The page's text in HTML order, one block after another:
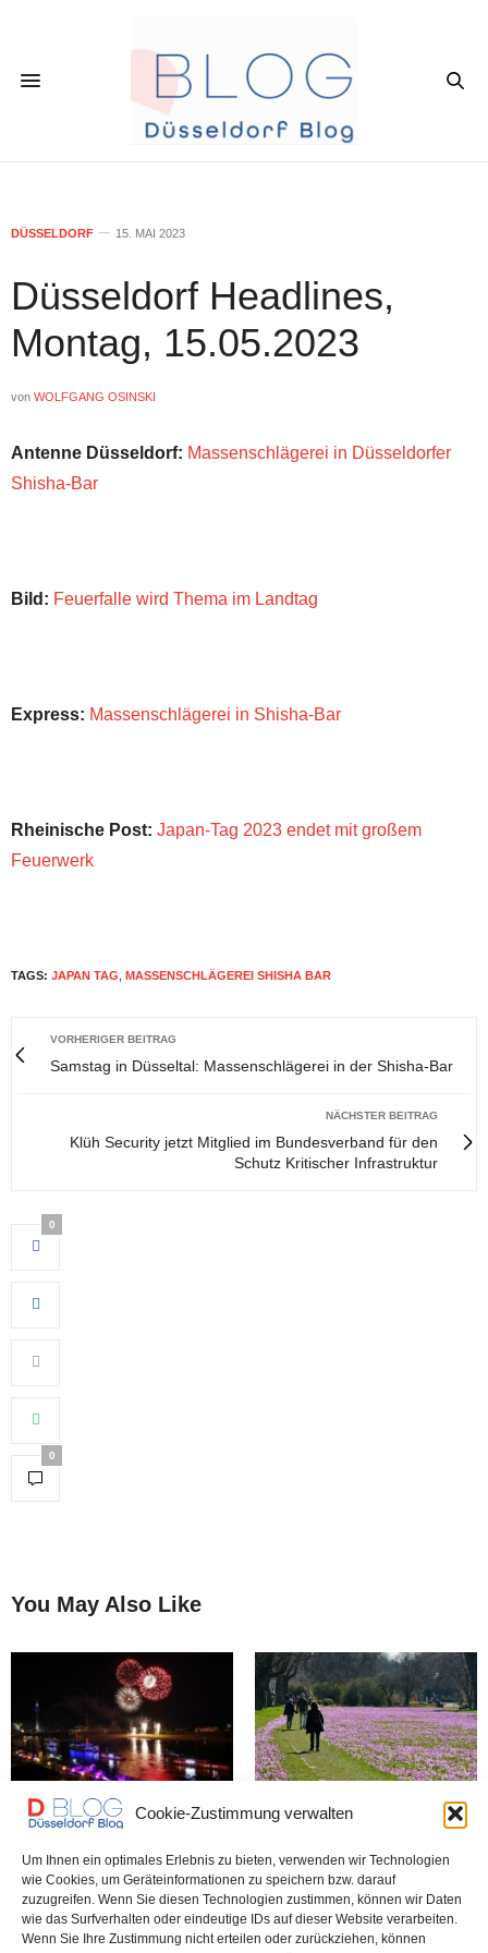
Cookie-Zustimmung verwalten
Um Ihnen ein optimales Erlebnis zu bieten, verwenden wir Technologien
wie Cookies, um Geräteinformationen zu speichern bzw. darauf
zuzugreifen. Wenn Sie diesen Technologien zustimmen, können wir Daten
wie das Surfverhalten oder eindeutige IDs auf dieser Website verarbeiten.
Wenn Sie Ihre Zustimmung nicht erteilen oder zurückziehen, können
DÜSSELDORF 15. MAI 2023
Düsseldorf Headlines,
Montag, 15.05.2023
von WOLFGANG OSINSKI
Antenne Düsseldorf: Massenschlägerei in Düsseldorfer
Shisha-Bar
Bild: Feuerfalle wird Thema im Landtag
Express: Massenschlägerei in Shisha-Bar
Rheinische Post: Japan-Tag 2023 endet mit großem
Feuerwerk
TAGS: JAPAN TAG MASSENSCHLÄGEREI SHISHA BAR
VORHERIGER BEITRAG
Samstag in Düsseltal: Massenschlägerei in der Shisha-Bar
NÄCHSTER BEITRAG
Klüh Security jetzt Mitglied im Bundesverband für den
Schutz Kritischer Infrastruktur
0
0
You May Also Like
Japan-Tag: Pralles Programm
und Wow-Feuerwerk
Düsseldorf wird immer
attraktiver – darauf können
wir stolz sein
News aus dem Rathaus der